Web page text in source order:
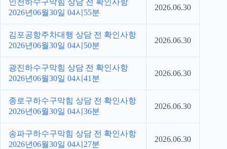
인천하수구막힘 상담 전 확인사항
2026년06월30일 04시55분
2026.06.30
김포공항주차대행 상담 전 확인사항
2026년06월30일 04시50분
2026.06.30
광진하수구막힘 상담 전 확인사항
2026년06월30일 04시41분
2026.06.30
종로구하수구막힘 상담 전 확인사항
2026년06월30일 04시36분
2026.06.30
송파구하수구막힘 상담 전 확인사항
2026년06월30일 04시27분
2026.06.30